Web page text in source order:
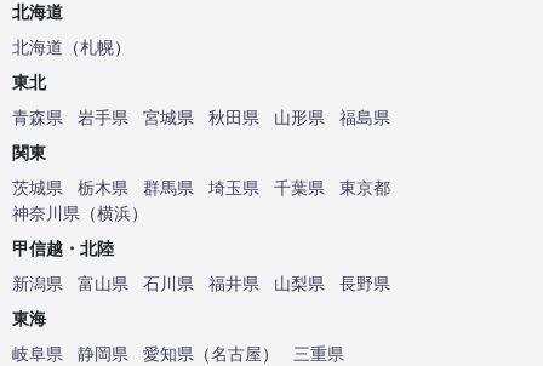
北海道
北海道 （札幌）
東北
青森県
岩手県 宮城県 秋田県 山形県
福島県
関東
茨城県
栃木県 群馬県 埼玉県 千葉県
東京都
神奈川県 （横浜）
甲信越・北陸
新潟県
富山県 石川県 福井県 山梨県
長野県
東海
岐阜県
静岡県 愛知県 （名古屋）
三重県